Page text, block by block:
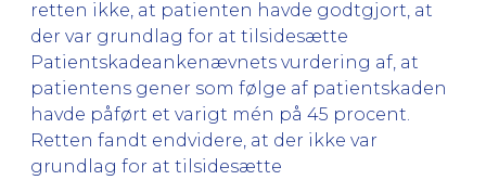
retten ikke, at patienten havde godtgjort, at
der var grundlag for at tilsidesætte
Patientskadeankenævnets vurdering af, at
patientens gener som følge af patientskaden
havde påført et varigt mén på 45 procent.
Retten fandt endvidere, at der ikke var
grundlag for at tilsidesætte